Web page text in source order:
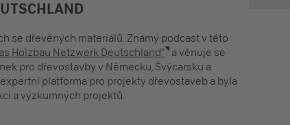
se dřevěných materiálů. Známý podcast v této
Holzbau Netzwerk Deutschland“
a věnuje se
pro dřevostavby v Německu, Švýcarsku a
platforma pro projekty dřevostaveb a byla
a výzkumných projektů.